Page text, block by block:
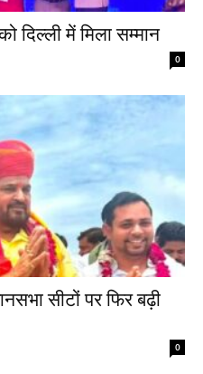
दिल्ली में मिला सम्मान
0
सीटों पर फिर बढ़ी
0